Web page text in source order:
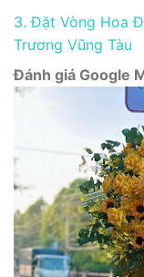
3. Đặt Vòng Hoa
Trương Vũng Tàu
Đánh giá Google